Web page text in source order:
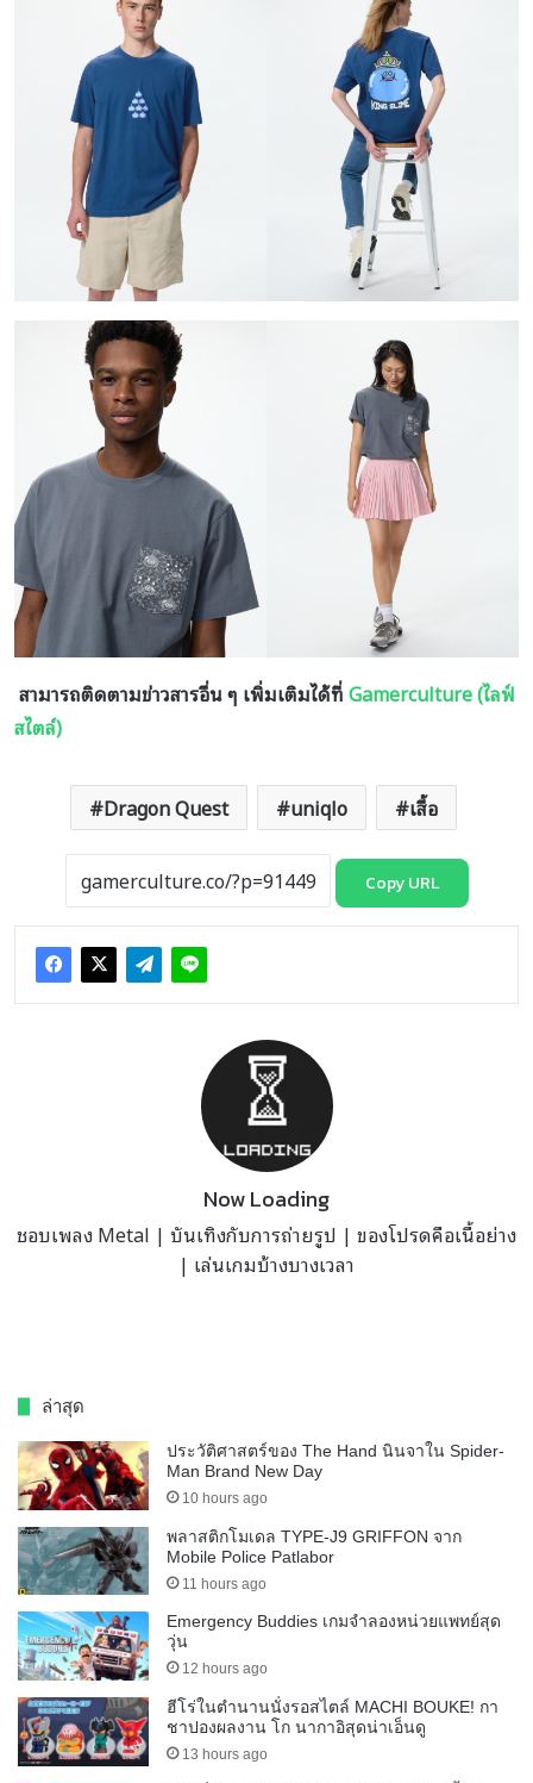
สามารถติดตามข่าวสารอื่น ๆ เพิ่มเติมได้ที่Gamerculture (ไลฟ์
สไตล์)
Dragon Quest uniqlo เสื้อ
Copy URL
Now Loading
ชอบเพลง Metal | บันเทิงกับการถ่ายรูป | ของโปรดคือเนื้อย่าง
| เล่นเกมบ้างบางเวลา
ล่าสุด
ประวัติศาสตร์ของ The Hand นินจาใน Spider-
Man Brand New Day
10 hours ago
พลาสติกโมเดล TYPE-J9 GRIFFON จาก
Mobile Police Patlabor
11 hours ago
Emergency Buddies เกมจำลองหน่วยแพทย์สุด
วุ่น
12 hours ago
ฮีโร่ในตำนานนั่งรอสไตล์ MACHI BOUKE! กา
ชาปองผลงาน โก นากาอิสุดน่าเอ็นดู
13 hours ago